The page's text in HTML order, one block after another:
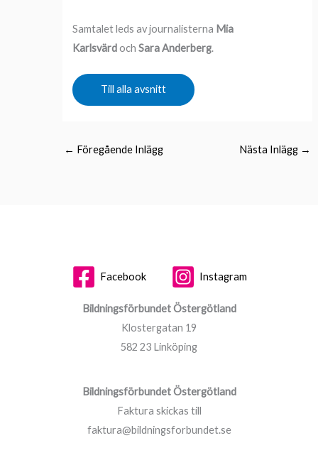
Samtalet leds av journalisterna Mia
KarlsvärdochSara Anderberg.
Till alla avsnitt
← Föregående Inlägg Nästa Inlägg →
Facebook Instagram
Bildningsförbundet Östergötland
Klostergatan 19
582 23 Linköping
Bildningsförbundet Östergötland
Faktura skickas till
faktura@bildningsforbundet.se